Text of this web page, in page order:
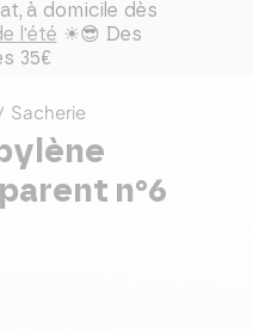
à domicile dès
l'été ☀😎 Des
35€
Sacherie
n°6